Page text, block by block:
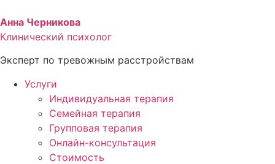
к
содержимому
Анна Черникова
Клинический психолог
Эксперт по тревожным расстройствам
Услуги
Индивидуальная терапия
Семейная терапия
Групповая терапия
Онлайн-консультация
Стоимость